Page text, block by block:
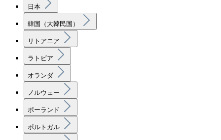
日本
韓国（大韓民国）
リトアニア
ラトビア
オランダ
ノルウェー
ポーランド
ポルトガル